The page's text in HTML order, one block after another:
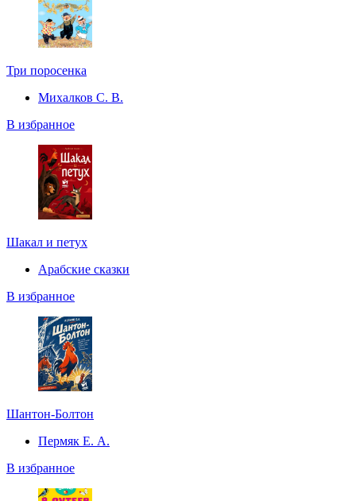
Три поросенка
Михалков С. В.
В избранное
Шакал и петух
Арабские сказки
В избранное
Шантон-Болтон
Пермяк Е. А.
В избранное